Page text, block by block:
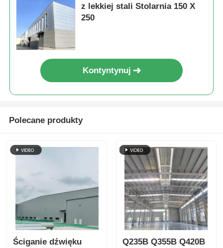
Struktura stali przemysłowej
Public Steel Building
Komercyjna konstrukcja stalowa
z lekkiej stali Stolarnia 150 X
250
Kontyntynuj
Polecane produkty
Ściganie dźwięku
Q235B Q355B Q420B